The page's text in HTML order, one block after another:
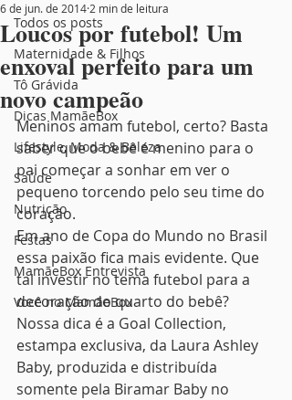
Todos os posts
Maternidade & Filhos
Tô Grávida
Dicas MamãeBox
Lifestyle, Moda & Beleza
Saúde
Nutrição
Festas
MamãeBox Entrevista
Você no MamãeBox
Loucos por futebol! Um
enxoval perfeito para um
novo campeão
6 de jun. de 2014 2 min de leitura
Meninos amam futebol, certo? Basta
saber que o bebê é menino para o
pai começar a sonhar em ver o
pequeno torcendo pelo seu time do
coração.
Em ano de Copa do Mundo no Brasil
essa paixão fica mais evidente. Que
tal investir no tema futebol para a
decoração do quarto do bebê?
Nossa dica é a Goal Collection,
estampa exclusiva, da Laura Ashley
Baby, produzida e distribuída
somente pela Biramar Baby no